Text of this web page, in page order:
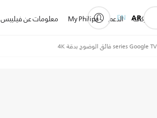
للشركات الدعم My Philips معلومات عن فيليبس AR
EN